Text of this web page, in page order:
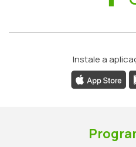
Instale a